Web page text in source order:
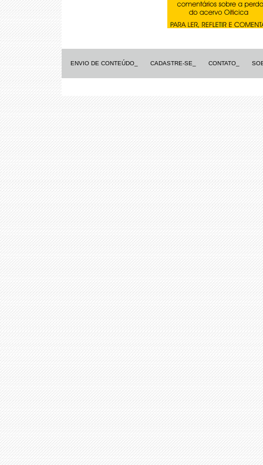
ENVIO DE CONTEÚDO_ CADASTRE-SE_ CONTATO_